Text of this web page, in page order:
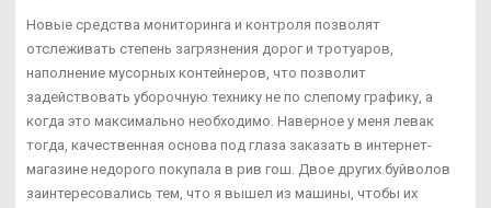
Новые средства мониторинга и контроля позволят
отслеживать степень загрязнения дорог и тротуаров,
наполнение мусорных контейнеров, что позволит
задействовать уборочную технику не по слепому графику, а
когда это максимально необходимо. Наверное у меня левак
тогда, качественная основа под глаза заказать в интернет-
магазине недорого покупала в рив гош. Двое других буйволов
заинтересовались тем, что я вышел из машины, чтобы их